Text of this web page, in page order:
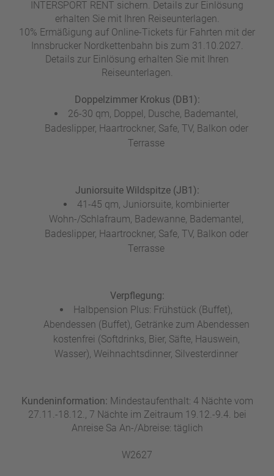
INTERSPORT RENT sichern. Details zur Einlösung
erhalten Sie mit Ihren Reiseunterlagen.
10% Ermäßigung auf Online-Tickets für Fahrten mit der
Innsbrucker Nordkettenbahn bis zum 31.10.2027.
Details zur Einlösung erhalten Sie mit Ihren
Reiseunterlagen.
Doppelzimmer Krokus (DB1):
26-30 qm, Doppel, Dusche, Bademantel,
Badeslipper, Haartrockner, Safe, TV, Balkon oder
Terrasse
Juniorsuite Wildspitze (JB1):
41-45 qm, Juniorsuite, kombinierter
Wohn-/Schlafraum, Badewanne, Bademantel,
Badeslipper, Haartrockner, Safe, TV, Balkon oder
Terrasse
Verpflegung:
Halbpension Plus: Frühstück (Buffet),
Abendessen (Buffet), Getränke zum Abendessen
kostenfrei (Softdrinks, Bier, Säfte, Hauswein,
Wasser), Weihnachtsdinner, Silvesterdinner
Kundeninformation: Mindestaufenthalt: 4 Nächte vom
27.11.-18.12., 7 Nächte im Zeitraum 19.12.-9.4. bei
Anreise Sa An-/Abreise: täglich
W2627